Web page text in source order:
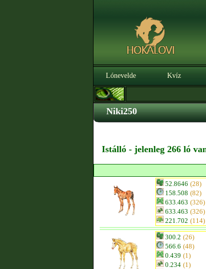
Lónevelde Kvíz
Niki250
Istálló - jelenleg 266 ló
52.8646 (28)
158.508 (82)
633.463 (326)
633.463 (326)
221.702 (114)
300.2 (26)
566.6 (48)
0.439 (1)
0.234 (1)